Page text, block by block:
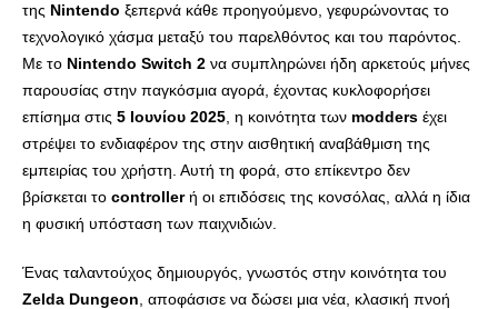
της Nintendo ξεπερνά κάθε προηγούμενο, γεφυρώνοντας το
τεχνολογικό χάσμα μεταξύ του παρελθόντος και του παρόντος.
Με το Nintendo Switch 2 να συμπληρώνει ήδη αρκετούς μήνες
παρουσίας στην παγκόσμια αγορά, έχοντας κυκλοφορήσει
επίσημα στις 5 Ιουνίου 2025 , η κοινότητα των modders έχει
στρέψει το ενδιαφέρον της στην αισθητική αναβάθμιση της
εμπειρίας του χρήστη. Αυτή τη φορά, στο επίκεντρο δεν
βρίσκεται το controllerή οι επιδόσεις της κονσόλας, αλλά η ίδια
η φυσική υπόσταση των παιχνιδιών.
Ένας ταλαντούχος δημιουργός, γνωστός στην κοινότητα του
Zelda Dungeon , αποφάσισε να δώσει μια νέα, κλασική πνοή